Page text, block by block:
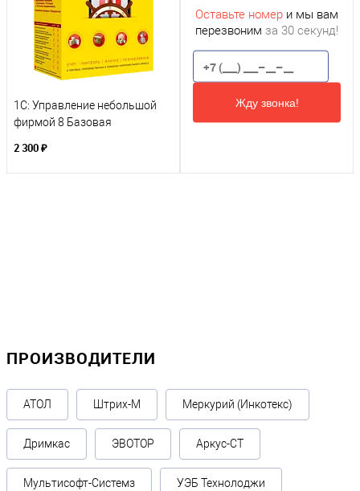
1С: Управление небольшой
фирмой 8 Базовая
2 300 ₽
Оставьте номер и мы вам
перезвоним за 30 секунд!
Жду звонка!
ПРОИЗВОДИТЕЛИ
АТОЛ Штрих-М Меркурий (Инкотекс)
Дримкас ЭВОТОР Аркус-СТ
Мультисофт-Системз УЭБ Технолоджи